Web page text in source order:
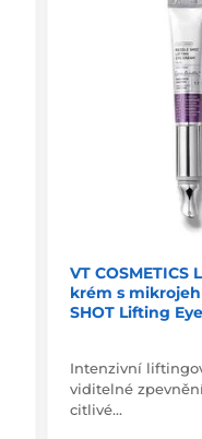
VT
krém s
SHOT Lifting
Intenzivní
viditelné
citlivé…